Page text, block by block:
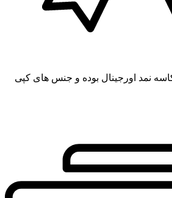
نمد اورجینال بوده و جنس های کپی